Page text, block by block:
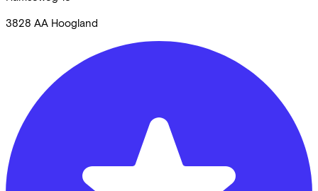
3828 AA Hoogland